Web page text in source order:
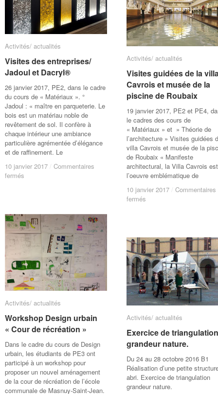
Activités/ actualités
Visites des entreprises/
Jadoul et Dacryl®
26 janvier 2017, PE2, dans le cadre
du cours de « Matériaux ». °
Jadoul : « maître en parqueterie. Le
bois est un matériau noble de
revêtement de sol. Il confère à
chaque intérieur une ambiance
particulière agrémentée d’élégance
et de raffinement. Le
10 janvier 2017 / Commentaires
fermés
Jadoul
et
Dacryl®
Activités/ actualités
Visites des entreprises/
Jadoul et Dacryl®
10 janvier 2017 / Commentaires
fermés
Jadoul
et
Dacryl®
Activités/ actualités
Visites guidées de la
Cavrois et musée de la
piscine de Roubaix
19 janvier 2017, PE2 et PE4,
le cadres des cours de
« Matériaux » et » Théorie de
l’architecture » Visites guidées
villa Cavrois et musée de la
de Roubaix « Manifeste
architectural, la Villa Cavrois est
l’oeuvre emblématique de
10 janvier 2017 / Commentaires
fermés
la
villa
Cavrois
et
musée
de
la
piscine
Roubaix
Activités/ actualités
Visites guidées de la
Cavrois et musée de la
piscine de Roubaix
10 janvier 2017 / Commentaires
fermés
la
villa
Cavrois
et
musée
de
la
piscine
Roubaix
Activités/ actualités
Workshop Design urbain
« Cour de récréation »
Dans le cadre du cours de Design
urbain, les étudiants de PE3 ont
participé à un workshop pour
proposer un nouvel aménagement
de la cour de récréation de l’école
communale de Masnuy-Saint-Jean.
Activités/ actualités
Workshop Design urbain
« Cour de récréation »
Activités/ actualités
Exercice de triangulation
grandeur nature.
Du 24 au 28 octobre 2016 B1
Réalisation d’une petite
abri. Exercice de triangulation
grandeur nature.
Activités/ actualités
Exercice de triangulation
grandeur nature.